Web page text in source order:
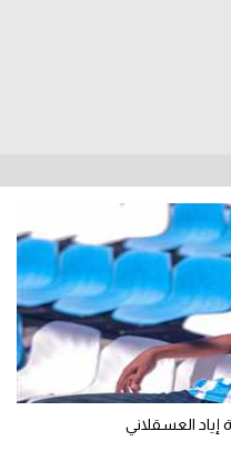
إياد العسقلاني